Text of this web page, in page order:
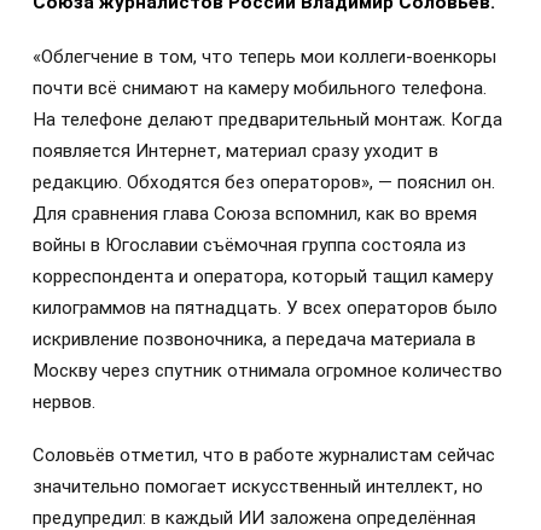
«Облегчение в том, что теперь мои коллеги-военкоры
почти всё снимают на камеру мобильного телефона.
На телефоне делают предварительный монтаж. Когда
появляется Интернет, материал сразу уходит в
редакцию. Обходятся без операторов», — пояснил он.
Для сравнения глава Союза вспомнил, как во время
войны в Югославии съёмочная группа состояла из
корреспондента и оператора, который тащил камеру
килограммов на пятнадцать. У всех операторов было
искривление позвоночника, а передача материала в
Москву через спутник отнимала огромное количество
нервов.
Соловьёв отметил, что в работе журналистам сейчас
значительно помогает искусственный интеллект, но
предупредил: в каждый ИИ заложена определённая